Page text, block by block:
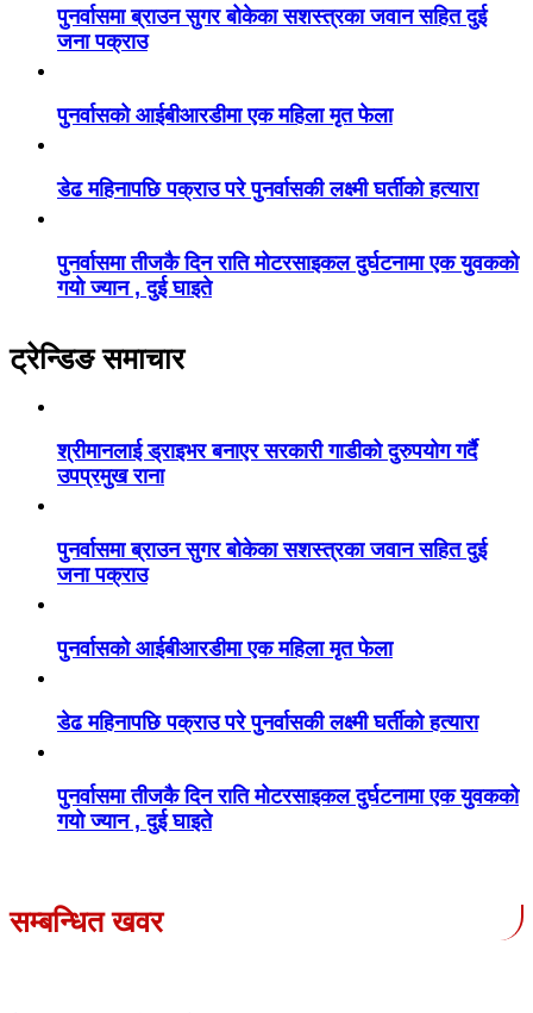
पुनर्वासमा ब्राउन सुगर बोकेका सशस्त्रका जवान सहित दुई
जना पक्राउ
पुनर्वासको आईबीआरडीमा एक महिला मृत फेला
डेढ महिनापछि पक्राउ परे पुनर्वासकी लक्ष्मी घर्तीको हत्यारा
पुनर्वासमा तीजकै दिन राति मोटरसाइकल दुर्घटनामा एक युवकको
गयो ज्यान , दुई घाइते
ट्रेन्डिङ समाचार
श्रीमानलाई ड्राइभर बनाएर सरकारी गाडीको दुरुपयोग गर्दै
उपप्रमुख राना
पुनर्वासमा ब्राउन सुगर बोकेका सशस्त्रका जवान सहित दुई
जना पक्राउ
पुनर्वासको आईबीआरडीमा एक महिला मृत फेला
डेढ महिनापछि पक्राउ परे पुनर्वासकी लक्ष्मी घर्तीको हत्यारा
पुनर्वासमा तीजकै दिन राति मोटरसाइकल दुर्घटनामा एक युवकको
गयो ज्यान , दुई घाइते
सम्बन्धित खवर